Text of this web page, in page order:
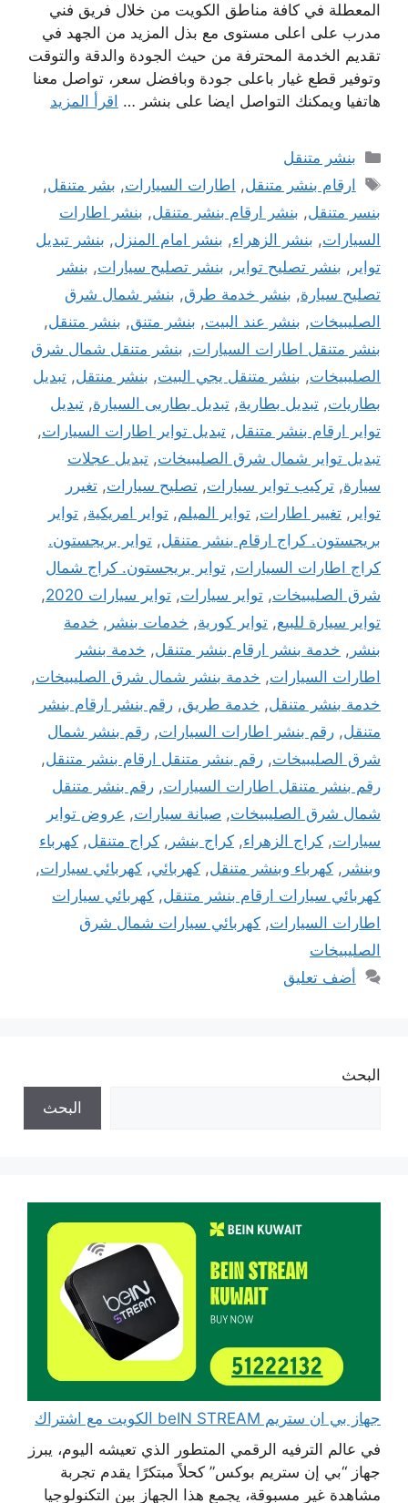
المعطلة في كافة مناطق الكويت من خلال فريق فني
مدرب على اعلى مستوى مع بذل المزيد من الجهد في
تقديم الخدمة المحترفة من حيث الجودة والدقة والتوقت
وتوفير قطع غيار باعلى جودة وبافضل سعر، تواصل معنا
هاتفيا ويمكنك التواصل ايضا على بنشر … اقرأ المزيد
التصنيفات
بنشر متنقل
الوسوم
ارقام بنشر متنقل, اطارات السيارات, بشر متنقل,
بنسر متنقل, بنشر ارقام بنشر متنقل, بنشر اطارات
السيارات, بنشر الزهراء, بنشر امام المنزل, بنشر تبديل
تواير , بنشر تصليح تواير , بنشر تصليح سيارات, بنشر
تصليح سيارة, بنشر خدمة طرق, بنشر شمال شرق
الصليبيخات, بنشر عند البيت, بنشر متنق, بنشر متنقل,
بنشر متنقل اطارات السيارات, بنشر متنقل شمال شرق
الصليبيخات, بنشر متنقل يجي البيت, بنشر منتقل, تبديل
بطاريات, تبديل بطارية, تبديل بطاريى السيارة, تبديل
تواير ارقام بنشر متنقل, تبديل تواير اطارات السيارات,
تبديل تواير شمال شرق الصليبيخات, تبديل عجلات
سيارة, تركيب تواير سيارات, تصليح سيارات, تغيرر
تواير , تغيير اطارات, تواير الميلم, تواير امريكية, تواير
بريجستون. كراج ارقام بنشر متنقل, تواير بريجستون.
كراج اطارات السيارات, تواير بريجستون. كراج شمال
شرق الصليبيخات, تواير سيارات, تواير سيارات 2020
,
تواير سيارة للبيع, تواير كورية, خدمات بنشر , خدمة
بنشر , خدمة بنشر ارقام بنشر متنقل, خدمة بنشر
اطارات السيارات, خدمة بنشر شمال شرق الصليبيخات,
خدمة بنشر متنقل, خدمة طريق, رقم بنشر ارقام بنشر
متنقل, رقم بنشر اطارات السيارات, رقم بنشر شمال
شرق الصليبيخات, رقم بنشر متنقل ارقام بنشر متنقل,
رقم بنشر متنقل اطارات السيارات, رقم بنشر متنقل
شمال شرق الصليبيخات, صيانة سيارات, عروض تواير
سيارات, كراج الزهراء, كراج بنشر , كراج متنقل, كهرباء
وبنشر , كهرباء وبنشر متنقل, كهربائي, كهربائي سيارات,
كهربائي سيارات ارقام بنشر متنقل, كهربائي سيارات
اطارات السيارات, كهربائي سيارات شمال شرق
الصليبيخات
أضف تعليق
البحث
البحث
جهاز بي ان ستريم beIN STREAM الكويت مع اشتراك
في عالم الترفيه الرقمي المتطور الذي تعيشه اليوم، يبرز
جهاز “بي إن ستريم بوكس” كحلاً مبتكرًا يقدم تجربة
مشاهدة غير مسبوقة، يجمع هذا الجهاز بين التكنولوجيا